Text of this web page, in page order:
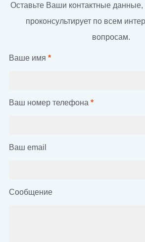
Оставьте Ваши контактные
проконсультирует по всем
вопросам.
Ваше имя *
Ваш номер телефона *
Ваш email
Сообщение